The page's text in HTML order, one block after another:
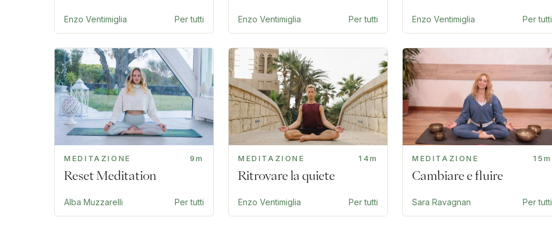
Enzo Ventimiglia Per tutti Enzo Ventimiglia Per tutti Enzo Ventimiglia Per tutti
MEDITAZIONE 9m
Reset Meditation
Alba Muzzarelli Per tutti
MEDITAZIONE 14m
Ritrovare la quiete
Enzo Ventimiglia Per tutti
MEDITAZIONE 15m
Cambiare e fluire
Sara Ravagnan Per tutti